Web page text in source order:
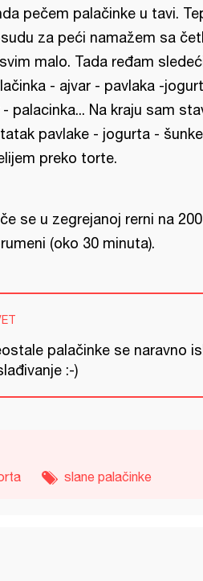
pečem palačinke u tavi.
za peći namažem sa
malo. Tada ređam
- ajvar - pavlaka -
- palacinka... Na kraju sam
pavlake - jogurta -
preko torte.
se u zegrejanoj rerni na
(oko 30 minuta).
palačinke se naravno
:-)
slane palačinke